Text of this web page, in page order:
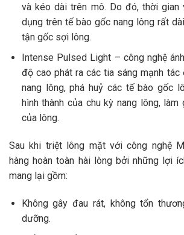
và kéo dài trên mô. Do đó, thời gian
dụng trên tế bào gốc nang lông rất
tận gốc sợi lông.
Intense Pulsed Light – công nghệ
độ cao phát ra các tia sáng mạnh
nang lông, phá huỷ các tế bào gốc
hình thành của chu kỳ nang lông,
của lông.
Sau khi triệt lông mặt với công nghệ
hàng hoàn toàn hài lòng bởi những lợi
mang lại gồm:
Không gây đau rát, không tổn
dưỡng.